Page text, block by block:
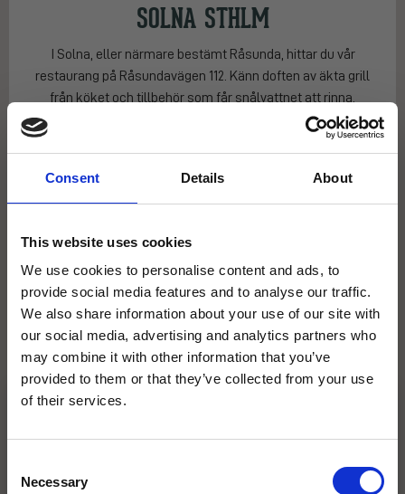
Consent Details About
This website uses cookies
We use cookies to personalise content and ads, to
provide social media features and to analyse our traffic.
We also share information about your use of our site with
our social media, advertising and analytics partners who
may combine it with other information that you’ve
provided to them or that they’ve collected from your use
of their services.
Selection
Necessary
SOLNA STHLM
I Solna, eller närmare bestämt Råsunda, hittar du vår
restaurang på Råsundavägen 112. Känn doften av äkta grill
från köket och tillbehör som får snålvattnet att rinna.
BOKA NU
ÖPPETTIDER & MENYER
"Den bästa steak jag ätit. Personalen var
avkopplande miljö. Rekommenderas varmt." –